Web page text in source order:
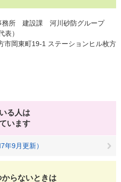
務所 建設課 河川砂防グループ
）
岡東町19-1 ステーションヒル枚方
る人は
います
年9月更新）
からないときは